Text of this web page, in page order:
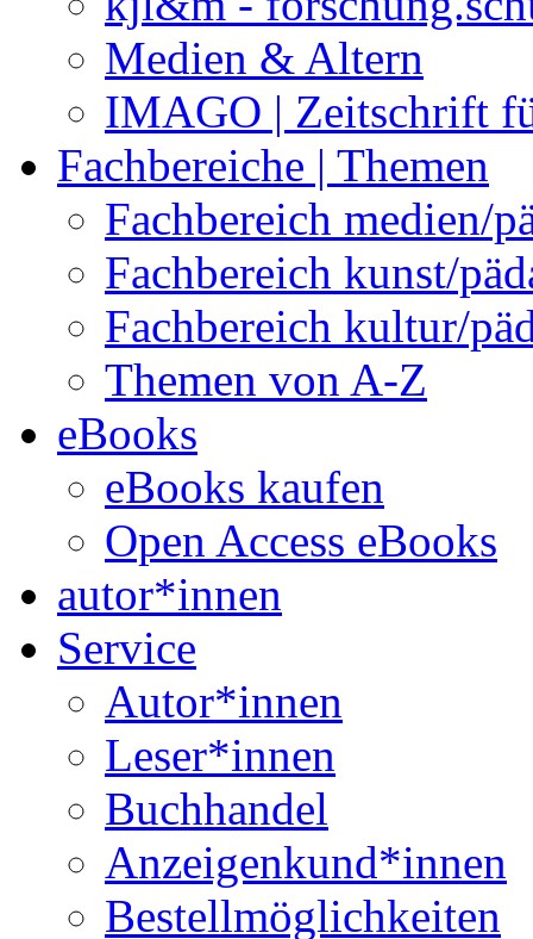
Medien & Altern
IMAGO | Zeitschrift
Fachbereiche | Themen
Fachbereich medien/
Fachbereich kunst/
Fachbereich kultur/
Themen von A-Z
eBooks
eBooks kaufen
Open Access eBooks
autor*innen
Service
Autor*innen
Leser*innen
Buchhandel
Anzeigenkund*innen
Bestellmöglichkeiten